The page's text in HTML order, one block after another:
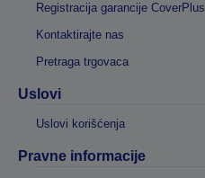
Registracija garancije CoverPlus
Kontaktirajte nas
Pretraga trgovaca
Uslovi
Uslovi korišćenja
Pravne informacije